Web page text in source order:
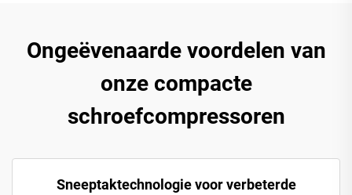
Ongeëvenaarde voordelen van
onze compacte
schroefcompressoren
Sneeptaktechnologie voor verbeterde